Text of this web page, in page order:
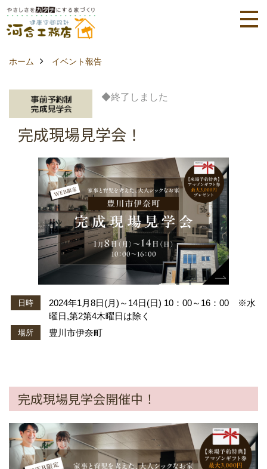
ホーム イベント報告
◆終了しました
完成現場見学会！
日時
2024年1月8日(月)～14日(日) 10：00～16：00 ※水
曜日,第2第4木曜日は除く
場所 豊川市伊奈町
完成現場見学会開催中！